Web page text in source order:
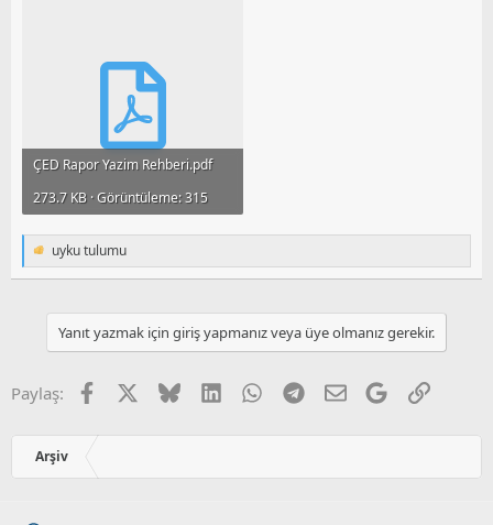
ÇED Rapor Yazim Rehberi.pdf
273.7 KB · Görüntüleme: 315
T
e
:
uyku tulumu
Yanıt yazmak için giriş yapmanız veya üye olmanız gerekir.
Paylaş: Facebook BlueskyLinkedInWhatsApp
Telegram
E-postaGoogleLink
Arşiv